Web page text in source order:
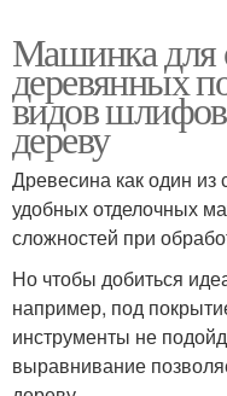
Машинка для
деревянных
видов
дереву
Древесина как один
удобных отделочных
сложностей при
Но чтобы добиться
например, под
инструменты не
выравнивание